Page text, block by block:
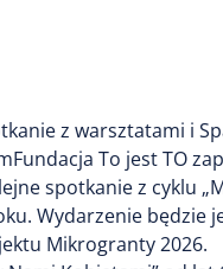
z warsztatami i
To jest TO
spotkanie z cyklu
Wydarzenie będzie
Mikrogranty 2026.